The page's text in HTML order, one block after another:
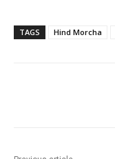
TAGS Hind Morcha